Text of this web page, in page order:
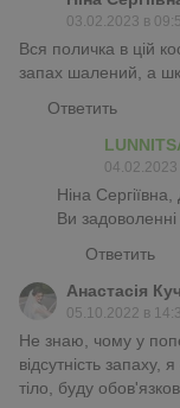
03.02.2023 в
Вся поличка в цій
запах шалений, а
Ответить
04.02.2023
Ніна
Ви
Ответить
Анастасія
05.10.2022 в
Не знаю, чому у
відсутність
тіло, буду